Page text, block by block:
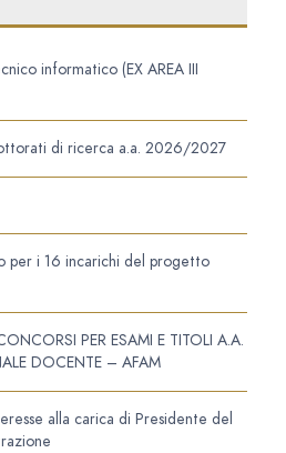
informatico (EX AREA III
di ricerca a.a. 2026/2027
per i 16 incarichi del progetto
PER ESAMI E TITOLI A.A.
DOCENTE – AFAM
alla carica di Presidente del